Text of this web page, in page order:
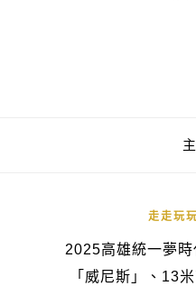
走走玩玩
2025高雄統一夢
「威尼斯」、13